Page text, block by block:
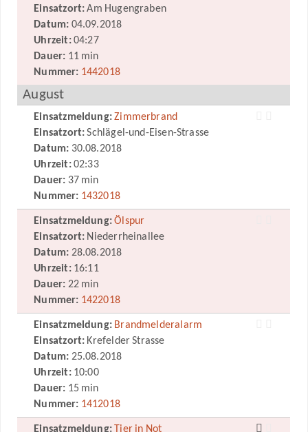
Einsatzort:Am Hugengraben
Datum: 04.09.2018
Uhrzeit:04:27
Dauer: 11 min
Nummer: 1442018
August
Einsatzmeldung:Zimmerbrand
Einsatzort:Schlägel-und-Eisen-Strasse
Datum: 30.08.2018
Uhrzeit:02:33
Dauer: 37 min
Nummer: 1432018
Einsatzmeldung:Ölspur
Einsatzort: Niederrheinallee
Datum: 28.08.2018
Uhrzeit:16:11
Dauer: 22 min
Nummer: 1422018
Einsatzmeldung: Brandmelderalarm
Einsatzort: Krefelder Strasse
Datum: 25.08.2018
Uhrzeit:10:00
Dauer: 15 min
Nummer: 1412018
Einsatzmeldung: Tier in Not